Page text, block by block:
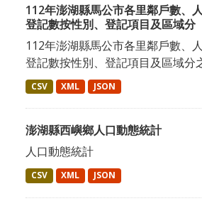
112年澎湖縣馬公市各里鄰戶數、
登記數按性別、登記項目及區域分
112年澎湖縣馬公市各里鄰戶數、
登記數按性別、登記項目及區域分
CSV XML JSON
澎湖縣西嶼鄉人口動態統計
人口動態統計
CSV XML JSON